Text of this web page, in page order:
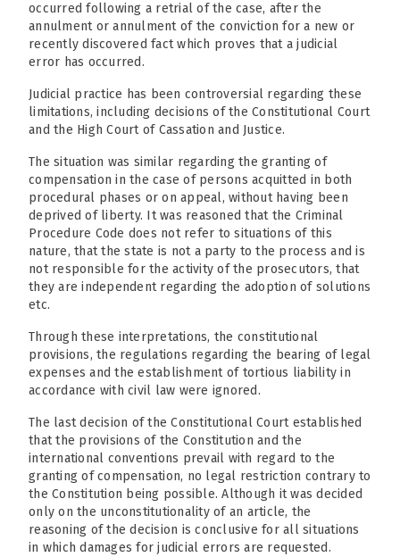
occurred following a retrial of the case, after the
annulment or annulment of the conviction for a new or
recently discovered fact which proves that a judicial
error has occurred.
Judicial practice has been controversial regarding these
limitations, including decisions of the Constitutional Court
and the High Court of Cassation and Justice.
The situation was similar regarding the granting of
compensation in the case of persons acquitted in both
procedural phases or on appeal, without having been
deprived of liberty. It was reasoned that the Criminal
Procedure Code does not refer to situations of this
nature, that the state is not a party to the process and is
not responsible for the activity of the prosecutors, that
they are independent regarding the adoption of solutions
etc.
Through these interpretations, the constitutional
provisions, the regulations regarding the bearing of legal
expenses and the establishment of tortious liability in
accordance with civil law were ignored.
The last decision of the Constitutional Court established
that the provisions of the Constitution and the
international conventions prevail with regard to the
granting of compensation, no legal restriction contrary to
the Constitution being possible. Although it was decided
only on the unconstitutionality of an article, the
reasoning of the decision is conclusive for all situations
in which damages for judicial errors are requested.